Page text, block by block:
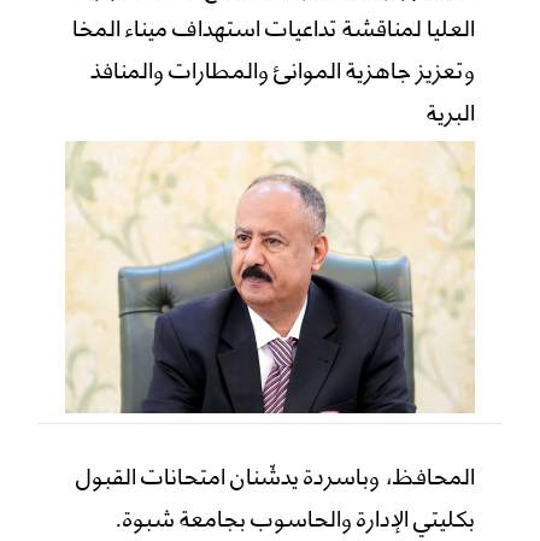
العليا لمناقشة تداعيات استهداف ميناء المخا
وتعزيز جاهزية الموانئ والمطارات والمنافذ
البرية
المحافظ، وباسردة يدشّنان امتحانات القبول
بكليتي الإدارة والحاسوب بجامعة شبوة.